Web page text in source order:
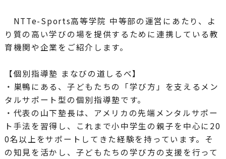
NTTe-Sports高等学院 中等部の運営にあたり、よ
り質の高い学びの場を提供するために連携している教
育機関や企業をご紹介します。
【個別指導塾 まなびの道しるべ】
・巣鴨にある、子どもたちの「学び方」を支えるメン
タルサポート型の個別指導塾です。
・代表の山下塾長は、アメリカの先端メンタルサポー
ト手法を習得し、これまで小中学生の親子を中心に20
0名以上をサポートしてきた経験を持っています。そ
の知見を活かし、子どもたちの学び方の支援を行って